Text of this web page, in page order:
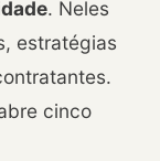
. Neles
estratégias
cinco